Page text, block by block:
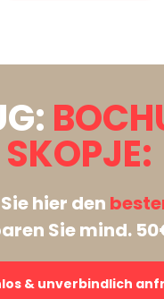
SKOPJE:
hier den
Sie mind.
& unverbindlich